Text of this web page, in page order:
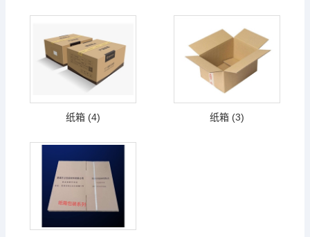
纸箱 (4) 纸箱 (3)